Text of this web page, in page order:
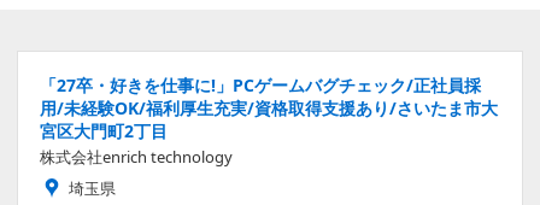
「27卒・好きを仕事に!」PCゲームバグチェック/正社員採
用/未経験OK/福利厚生充実/資格取得支援あり/さいたま市大
宮区大門町2丁目
株式会社enrich technology
埼玉県